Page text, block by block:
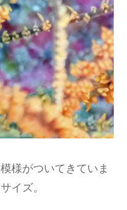
様がついてきていま
イズ。